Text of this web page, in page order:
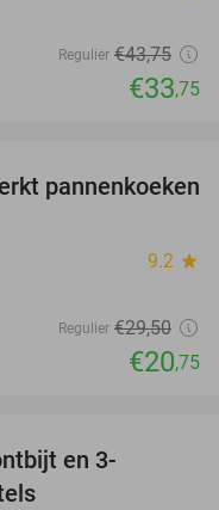
Regulier €43,75
€33,75
30%
pannenkoeken
9.2 star
Regulier €29,50
€20,75
en 3-